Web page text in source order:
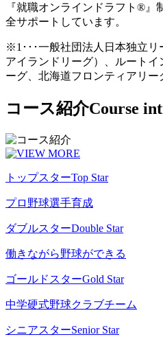
『就職オンラインドラフト®
全サポートしています。
※1･･･一般社団法人日本独立リ
アイランドリーグ）、ルートイ
ーグ、北海道フロンティアリー
コース紹介Course
トップスターTop Star
プロ野球選手育成
ダブルスターDouble Star
働きながら野球ができる
ゴールドスターGold Star
中学硬式野球クラブチーム
シニアスターSenior Star